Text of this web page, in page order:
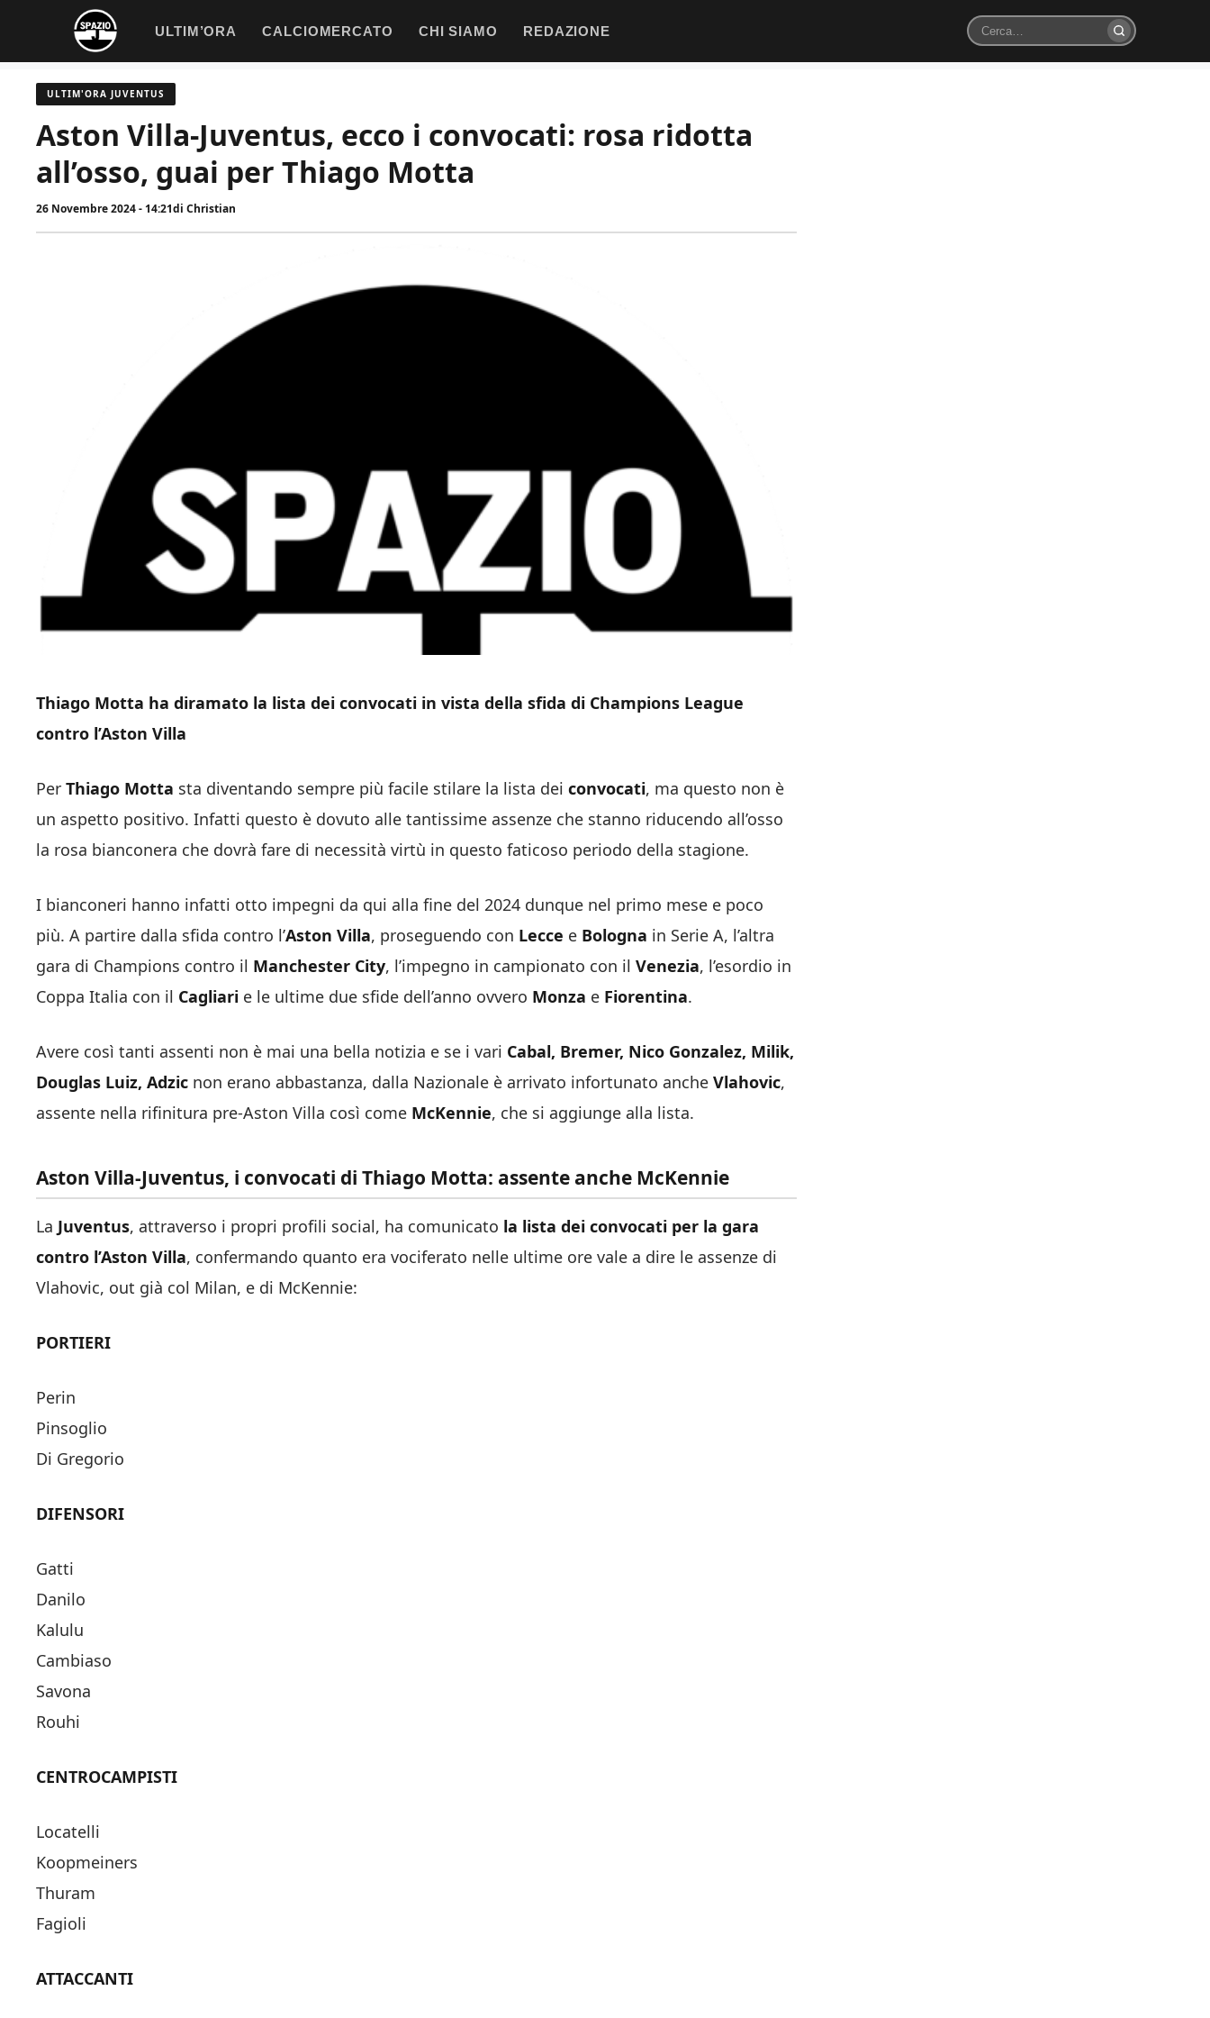
contenuto
ULTIM’ORA CALCIOMERCATO CHI SIAMO REDAZIONE
Cerca
ULTIM'ORA JUVENTUS
Aston Villa-Juventus, ecco i convocati: rosa ridotta
all’osso, guai per Thiago Motta
26 Novembre 2024 - 14:21di Christian
Thiago Motta ha diramato la lista dei convocati in vista della sfida di Champions League
contro l’Aston Villa
Per Thiago Motta sta diventando sempre più facile stilare la lista dei convocati, ma questo non è
un aspetto positivo. Infatti questo è dovuto alle tantissime assenze che stanno riducendo all’osso
la rosa bianconera che dovrà fare di necessità virtù in questo faticoso periodo della stagione.
I bianconeri hanno infatti otto impegni da qui alla fine del 2024 dunque nel primo mese e poco
più. A partire dalla sfida contro l’Aston Villa, proseguendo con Lecce e Bologna in Serie A, l’altra
gara di Champions contro il Manchester City, l’impegno in campionato con il Venezia, l’esordio in
Coppa Italia con il Cagliari e le ultime due sfide dell’anno ovvero Monza e Fiorentina.
Avere così tanti assenti non è mai una bella notizia e se i vari Cabal, Bremer, Nico Gonzalez, Milik,
Douglas Luiz, Adzic non erano abbastanza, dalla Nazionale è arrivato infortunato anche Vlahovic,
assente nella rifinitura pre-Aston Villa così come McKennie, che si aggiunge alla lista.
Aston Villa-Juventus, i convocati di Thiago Motta: assente anche McKennie
La Juventus, attraverso i propri profili social, ha comunicato la lista dei convocati per la gara
contro l’Aston Villa, confermando quanto era vociferato nelle ultime ore vale a dire le assenze di
Vlahovic, out già col Milan, e di McKennie:
PORTIERI
Perin
Pinsoglio
Di Gregorio
DIFENSORI
Gatti
Danilo
Kalulu
Cambiaso
Savona
Rouhi
CENTROCAMPISTI
Locatelli
Koopmeiners
Thuram
Fagioli
ATTACCANTI